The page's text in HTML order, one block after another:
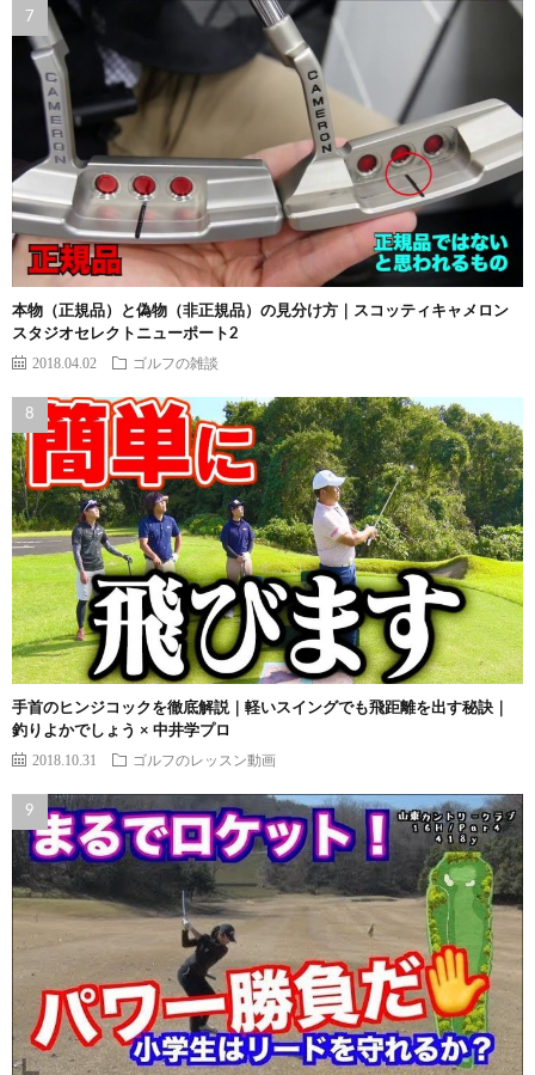
本物（正規品）と偽物（非正規品）の見分け方｜スコッティキャメロン
スタジオセレクトニューポート2
2018.04.02 ゴルフの雑談
手首のヒンジコックを徹底解説｜軽いスイングでも飛距離を出す秘訣｜
釣りよかでしょう × 中井学プロ
2018.10.31 ゴルフのレッスン動画